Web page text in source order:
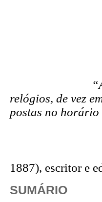
relógios, de vez
postas no horário
1887), escritor e
SUMÁRIO